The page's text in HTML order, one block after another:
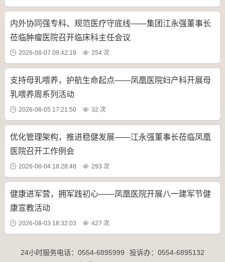
内外协同强专科、规范医疗守底线——集团江永强董事长
莅临肿瘤医院召开临床科主任会议
2026-08-07 09:42:19 254 次
支持母乳喂养，护航生命起点——凤凰医院妇产科开展母
乳喂养周系列活动
2026-08-05 17:21:50 32 次
优化管理架构，推进稳健发展——江永强董事长莅临凤凰
医院召开工作例会
2026-08-04 18:28:48 293 次
健康进军营，拥军践初心——凤凰医院开展八一建军节健
康宣教活动
2026-08-03 18:32:03 427 次
24小时服务电话： 0554-6895999 投诉办： 0554-6895132